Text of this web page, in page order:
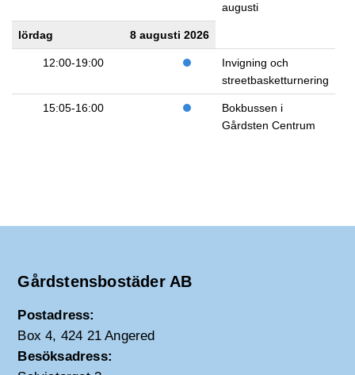
augusti
lördag 8 augusti 2026
12:00-19:00
Invigning och
streetbasketturnering
15:05-16:00
Bokbussen i
Gårdsten Centrum
Gårdstensbostäder AB
Postadress:
Box 4, 424 21 Angered
Besöksadress: